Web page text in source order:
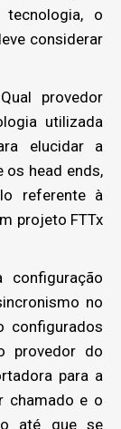
tecnologia, o
considerar
provedor
utilizada
elucidar a
os head ends,
referente à
projeto FTTx
no
configurados
provedor do
para a
chamado e o
até que se